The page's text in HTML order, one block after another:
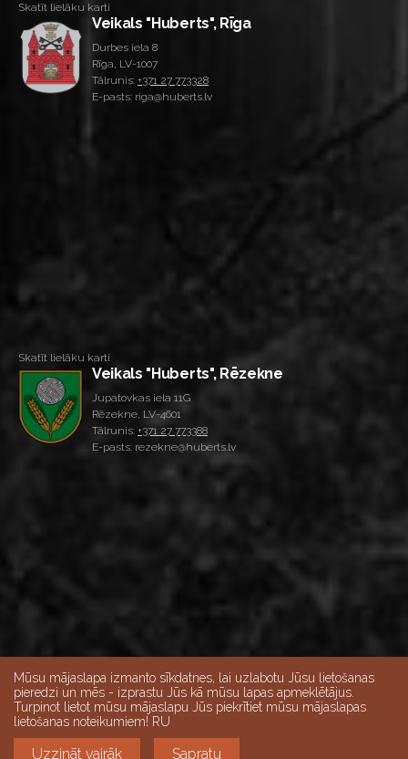
Skatīt lielāku karti
Veikals "Huberts", Rīga
Durbes iela 8
Rīga, LV-1007
Tālrunis: +371 27 773328
E-pasts: riga@huberts.lv
Skatīt lielāku karti
Veikals "Huberts", Rēzekne
Jupatovkas iela 11G
Rēzekne, LV-4601
Tālrunis: +371 27 773388
E-pasts: rezekne@huberts.lv
Skatīt lielāku karti
Veikalu darba laiks:
Darba dienās 10:00-18:00, Sestdienās 9:00-15:00,
Mūsu mājaslapa izmanto sīkdatnes, lai uzlabotu Jūsu lietošanas
pieredzi un mēs - izprastu Jūs kā mūsu lapas apmeklētājus.
Turpinot lietot mūsu mājaslapu Jūs piekrītiet mūsu mājaslapas
lietošanas noteikumiem! RU
Uzzināt vairāk Sapratu